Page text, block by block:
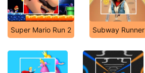
Super Mario Run 2 Subway Runner